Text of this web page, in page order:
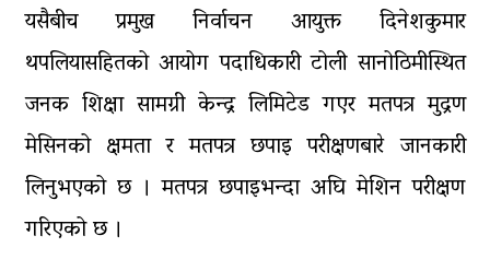
यसैबीच प्रमुख निर्वाचन आयुक्त दिनेशकुमार
थपलियासहितको आयोग पदाधिकारी टोली सानोठिमीस्थित
जनक शिक्षा सामग्री केन्द्र लिमिटेड गएर मतपत्र मुद्रण
मेसिनको क्षमता र मतपत्र छपाइ परीक्षणबारे जानकारी
लिनुभएको छ । मतपत्र छपाइभन्दा अघि मेशिन परीक्षण
गरिएको छ ।